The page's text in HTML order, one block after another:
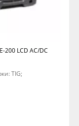
200 LCD AC/DC
TIG;